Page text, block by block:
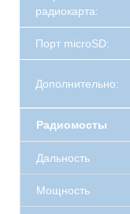
радиокарта:
Порт microSD:
Дополнительно:
Радиомосты
Дальность
Мощность